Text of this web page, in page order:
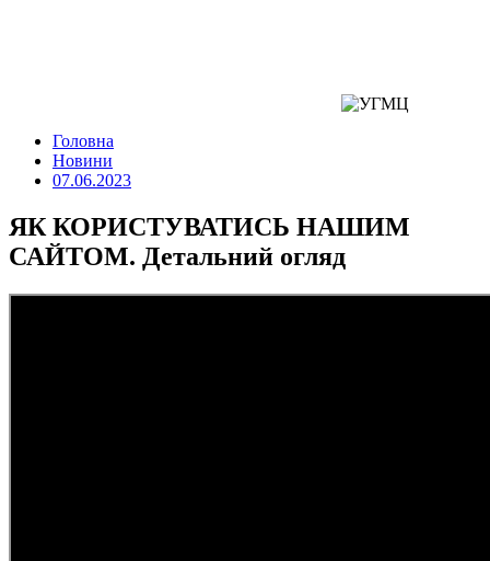
Головна
Новини
07.06.2023
ЯК КОРИСТУВАТИСЬ НАШИМ
САЙТОМ. Детальний огляд